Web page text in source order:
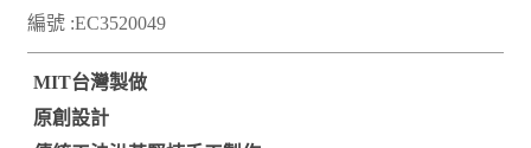
編號 :EC3520049
MIT台灣製做
原創設計